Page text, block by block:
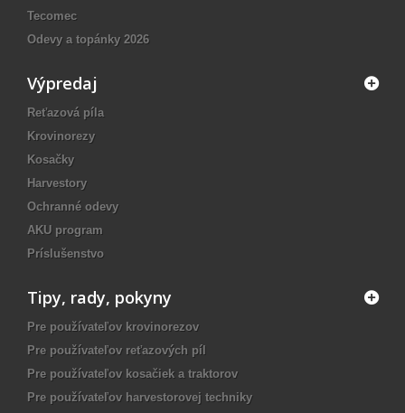
Tecomec
Odevy a topánky 2026
Výpredaj
Reťazová píla
Krovinorezy
Kosačky
Harvestory
Ochranné odevy
AKU program
Príslušenstvo
Tipy, rady, pokyny
Pre používateľov krovinorezov
Pre používateľov reťazových píl
Pre používateľov kosačiek a traktorov
Pre používateľov harvestorovej techniky